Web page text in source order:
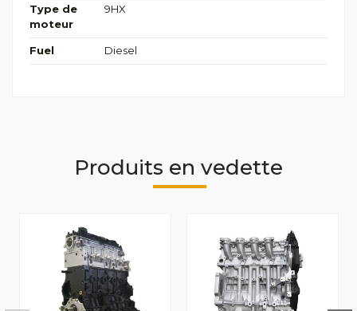
Type de
moteur
9HX
Fuel Diesel
Produits en vedette